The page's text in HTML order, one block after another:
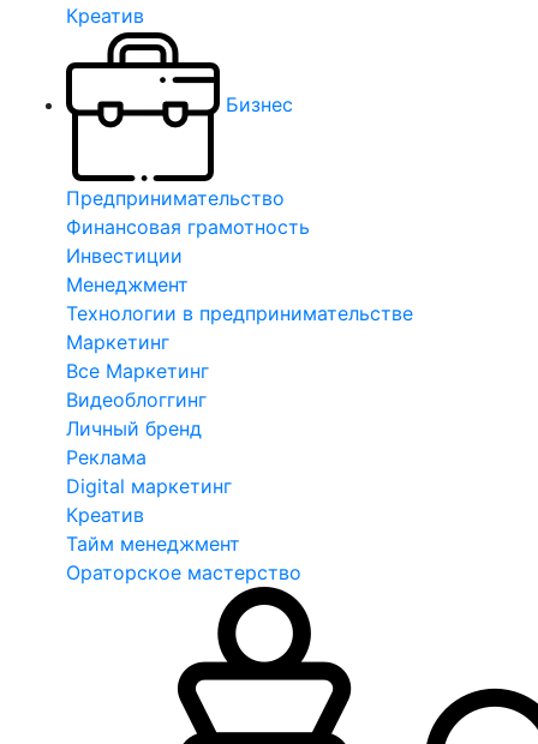
Креатив
Бизнес
Предпринимательство
Финансовая грамотность
Инвестиции
Менеджмент
Технологии в предпринимательстве
Маркетинг
Все Маркетинг
Видеоблоггинг
Личный бренд
Реклама
Digital маркетинг
Креатив
Тайм менеджмент
Ораторское мастерство